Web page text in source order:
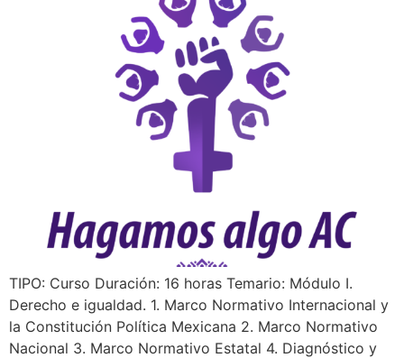
TIPO: Curso Duración: 16 horas Temario: Módulo I.
Derecho e igualdad. 1. Marco Normativo Internacional y
la Constitución Política Mexicana 2. Marco Normativo
Nacional 3. Marco Normativo Estatal 4. Diagnóstico y